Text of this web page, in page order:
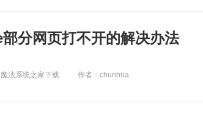
分网页打不开的解决办法
法系统之家下载 作者：chunhua